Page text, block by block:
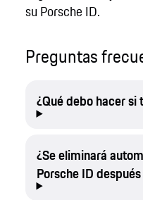
su Porsche ID.
Preguntas
¿Qué debo hacer si
¿Se eliminará
Porsche ID